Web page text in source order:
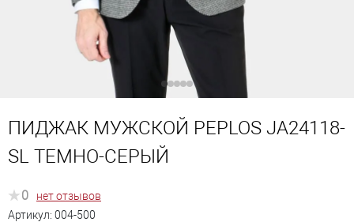
ПИДЖАК МУЖСКОЙ PEPLOS JA24118-
SL ТЕМНО-СЕРЫЙ
0
нет отзывов
Артикул: 004-500